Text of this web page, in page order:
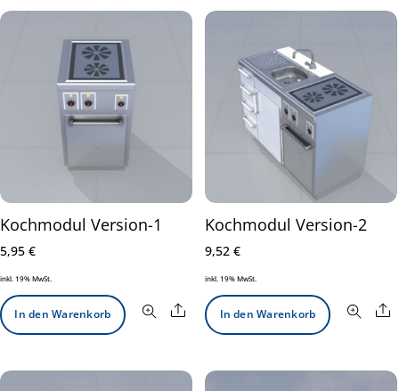
Kochmodul Version-1
5,95 €
inkl. 19% MwSt.
In den Warenkorb Share
Kochmodul Version-2
9,52€
inkl. 19% MwSt.
In den Warenkorb